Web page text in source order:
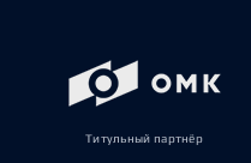
Титульный партнёр